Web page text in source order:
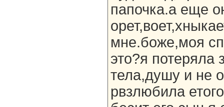
папочка.а еще
мне.боже,моя
это?я потеряла
тела,душу и не
рвзлюбила